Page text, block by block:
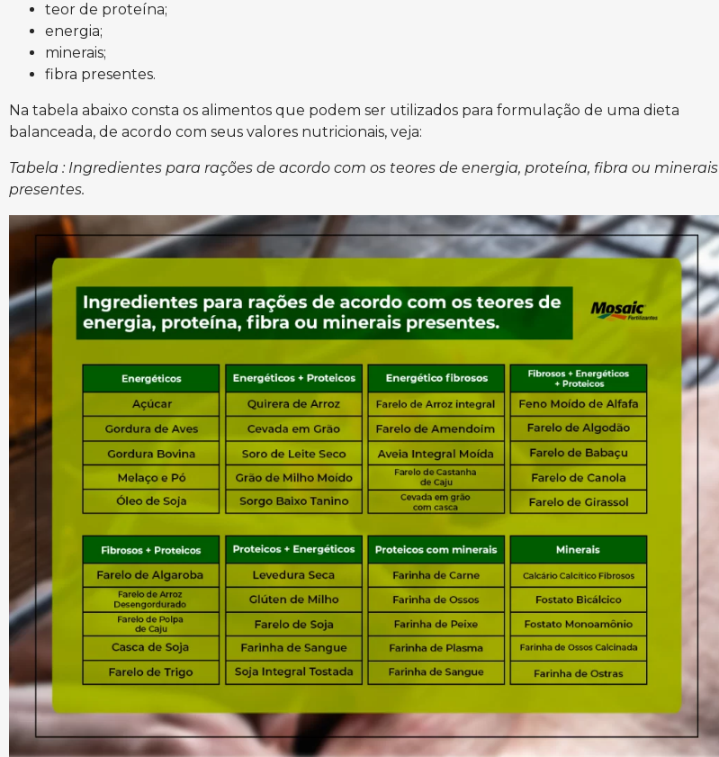
teor de proteína;
energia;
minerais;
fibra presentes.
Na tabela abaixo consta os alimentos que podem ser utilizados para formulação de uma dieta
balanceada, de acordo com seus valores nutricionais, veja:
Tabela : Ingredientes para rações de acordo com os teores de energia, proteína, fibra ou minerais
presentes.